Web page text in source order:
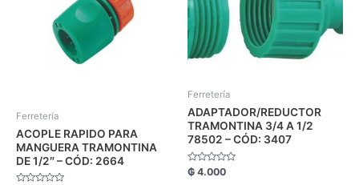
Ferretería
ACOPLE RAPIDO PARA
MANGUERA TRAMONTINA
DE 1/2″ – CÓD: 2664
Ferretería
ADAPTADOR/REDUCTOR
TRAMONTINA 3/4 A 1/2
78502 – CÓD: 3407
Valorado
con
₲ 4.000